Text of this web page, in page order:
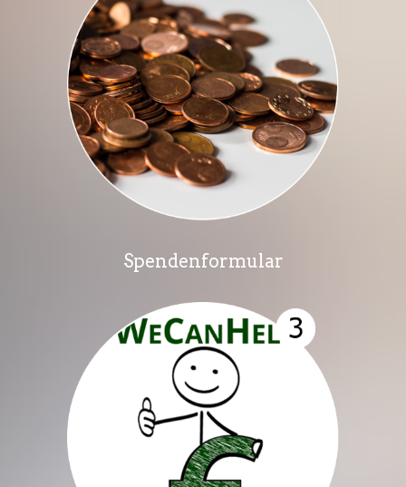
Spendenformular